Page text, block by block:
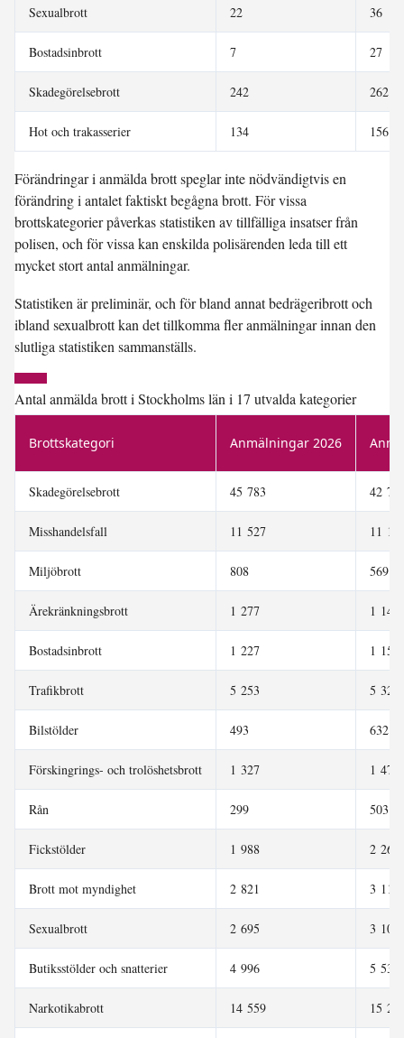
Sexualbrott 22 36
Bostadsinbrott 7 27
Skadegörelsebrott 242 262
Hot och trakasserier 134 156
Förändringar i anmälda brott speglar inte nödvändigtvis en
förändring i antalet faktiskt begågna brott. För vissa
brottskategorier påverkas statistiken av tillfälliga insatser från
polisen, och för vissa kan enskilda polisärenden leda till ett
mycket stort antal anmälningar.
Statistiken är preliminär, och för bland annat bedrägeribrott och
ibland sexualbrott kan det tillkomma fler anmälningar innan den
slutliga statistiken sammanställs.
Antal anmälda brott i Stockholms län i 17 utvalda kategorier
Brottskategori Anmälningar 2026
Skadegörelsebrott 45 783 42
Misshandelsfall 11 527 11
Miljöbrott 808 569
Ärekränkningsbrott 1 277 1 148
Bostadsinbrott 1 227 1 154
Trafikbrott 5 253 5 321
Bilstölder 493 632
Förskingrings- och trolöshetsbrott 1 327 1 476
Rån 299 503
Fickstölder 1 988 2 262
Brott mot myndighet 2 821 3 119
Sexualbrott 2 695 3 102
Butiksstölder och snatterier 4 996 5 539
Narkotikabrott 14 559 15